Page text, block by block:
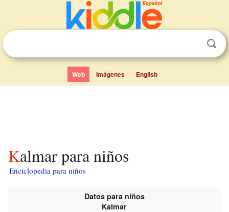
Web Imágenes English
Kalmar para niños
Enciclopedia para niños
Datos para niños
Kalmar